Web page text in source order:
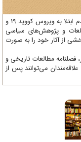
با توجه به نیاز به تداوم مراقبت‌های بهداشتی برای عدم ابتلا به ویروس کووید 19 و
و پژوهش‌های سیاسی
آثار خود را به صورت
مطالعات تاریخی و
می‌توانند پس از